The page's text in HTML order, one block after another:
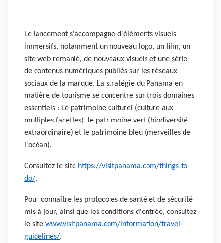
Le lancement s'accompagne d'éléments visuels
immersifs, notamment un nouveau logo, un film, un
site web remanié, de nouveaux visuels et une série
de contenus numériques publiés sur les réseaux
sociaux de la marque. La stratégie du Panama en
matière de tourisme se concentre sur trois domaines
essentiels : Le patrimoine culturel (culture aux
multiples facettes), le patrimoine vert (biodiversité
extraordinaire) et le patrimoine bleu (merveilles de
l'océan).
Consultez le site https://visitpanama.com/things-to-
do/.
Pour connaître les protocoles de santé et de sécurité
mis à jour, ainsi que les conditions d'entrée, consultez
le site www.visitpanama.com/information/travel-
guidelines/.